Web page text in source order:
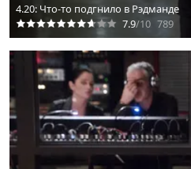
4.20: Что-то подгнило в Рэдманде
7.9/10 789